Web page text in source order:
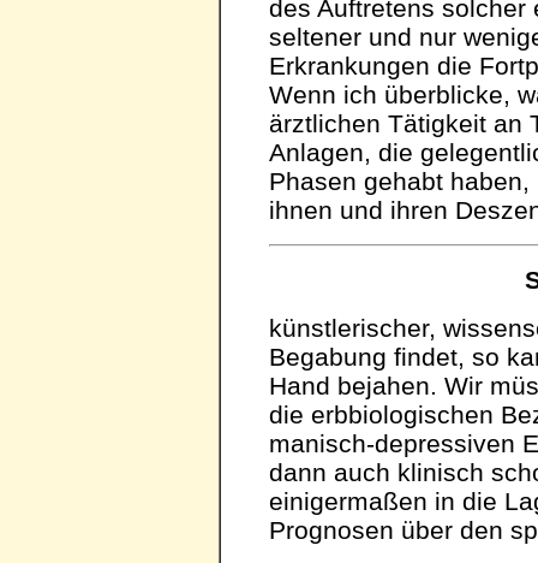
des Auftretens solcher
seltener und nur
Erkrankungen die
Wenn ich überblicke,
ärztlichen Tätigkeit an
Anlagen, die
Phasen gehabt
ihnen und ihren
künstlerischer,
Begabung findet, so
Hand bejahen. Wir
die erbbiologischen
manisch-depressiven
dann auch klinisch
einigermaßen in die
Prognosen über den